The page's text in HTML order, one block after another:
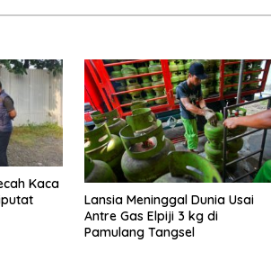
Kaca
Lansia Meninggal Dunia Usai
Antre Gas Elpiji 3 kg di
Pamulang Tangsel